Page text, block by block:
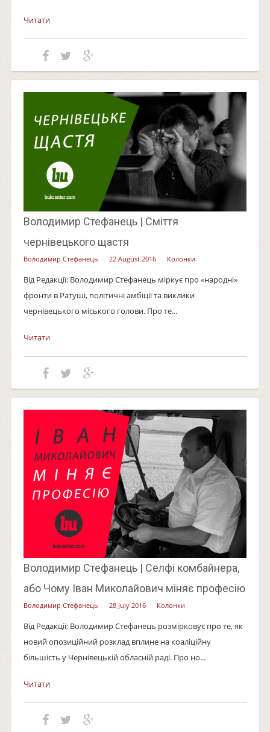
Читати
Володимир Стефанець | Сміття
чернівецького щастя
Володимир Стефанець 22 August 2016 Колонки
Від Редакції: Володимир Стефанець міркує про «народні»
фронти в Ратуші, політичні амбіції та виклики
чернівецького міського голови. Про те...
Читати
Володимир Стефанець | Селфі комбайнера,
або Чому Іван Миколайович міняє професію
Володимир Стефанець 28 July 2016 Колонки
Від Редакції: Володимир Стефанець розмірковує про те, як
новий опозиційний розклад вплине на коаліційну
більшість у Чернівецькій обласній раді. Про но...
Читати